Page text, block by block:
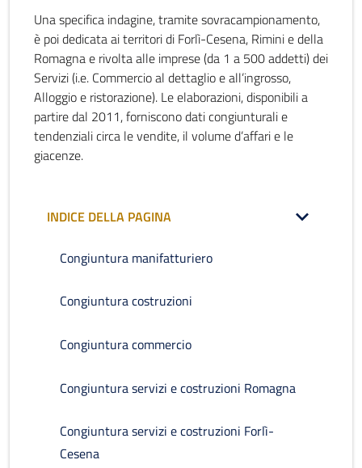
Una specifica indagine, tramite sovracampionamento,
è poi dedicata ai territori di Forlì-Cesena, Rimini e della
Romagna e rivolta alle imprese (da 1 a 500 addetti) dei
Servizi (i.e. Commercio al dettaglio e all’ingrosso,
Alloggio e ristorazione). Le elaborazioni, disponibili a
partire dal 2011, forniscono dati congiunturali e
tendenziali circa le vendite, il volume d’affari e le
giacenze.
INDICE DELLA PAGINA
Congiuntura manifatturiero
Congiuntura costruzioni
Congiuntura commercio
Congiuntura servizi e costruzioni Romagna
Congiuntura servizi e costruzioni Forlì-
Cesena